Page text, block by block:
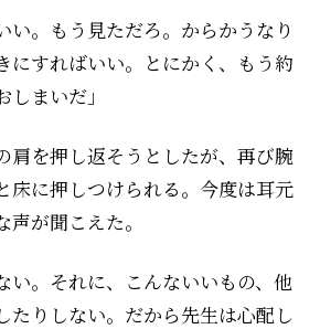
い。もう見ただろ。からかうなり
にすればいい。とにかく、もう約
まいだ」
肩を押し返そうとしたが、再び腕
床に押しつけられる。今度は耳元
が聞こえた。
い。それに、こんないいもの、他
たりしない。だから先生は心配し